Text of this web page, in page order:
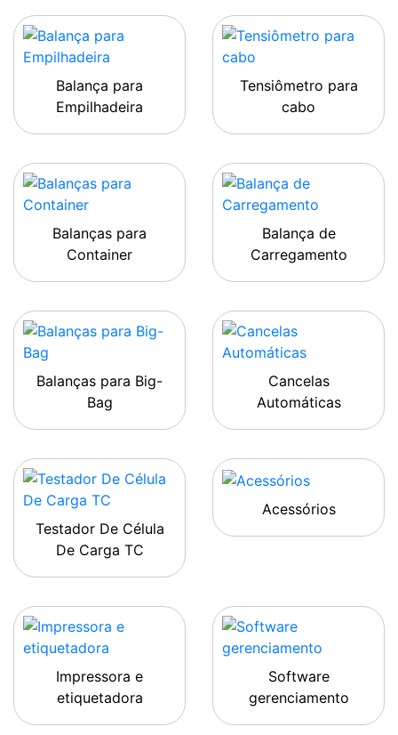
Balança para
Empilhadeira
Tensiômetro para
cabo
Balanças para
Container
Balança de
Carregamento
Balanças para Big-
Bag
Cancelas
Automáticas
Testador De Célula
De Carga TC
Acessórios
Impressora e
etiquetadora
Software
gerenciamento